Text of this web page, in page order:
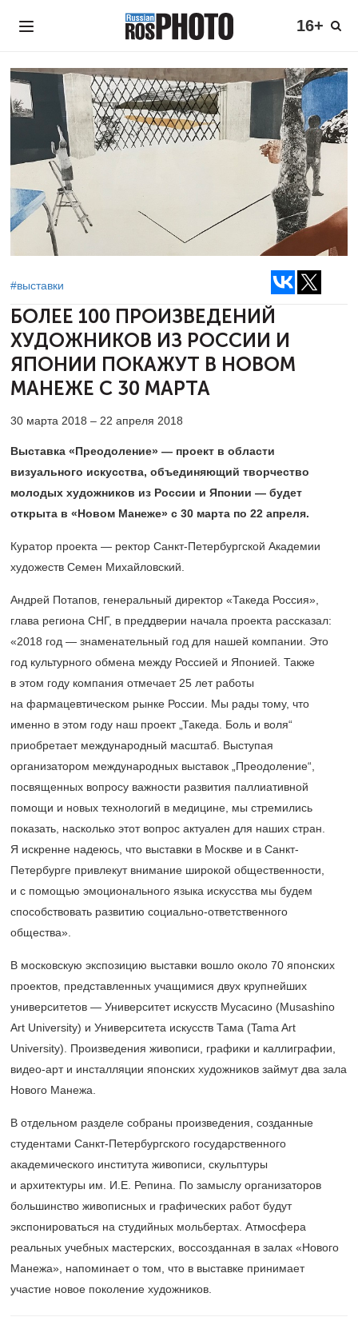
16+
#выставки
БОЛЕЕ 100 ПРОИЗВЕДЕНИЙ
ХУДОЖНИКОВ ИЗ РОССИИ И
ЯПОНИИ ПОКАЖУТ В НОВОМ
МАНЕЖЕ С 30 МАРТА
30 марта 2018 – 22 апреля 2018
Выставка «Преодоление» — проект в области
визуального искусства, объединяющий творчество
молодых художников из России и Японии — будет
открыта в «Новом Манеже» с 30 марта по 22 апреля.
Куратор проекта — ректор Санкт-Петербургской Академии
художеств Семен Михайловский.
Андрей Потапов, генеральный директор «Такеда Россия»,
глава региона СНГ, в преддверии начала проекта рассказал:
«2018 год — знаменательный год для нашей компании. Это
год культурного обмена между Россией и Японией. Также
в этом году компания отмечает 25 лет работы
на фармацевтическом рынке России. Мы рады тому, что
именно в этом году наш проект „Такеда. Боль и воля“
приобретает международный масштаб. Выступая
организатором международных выставок „Преодоление“,
посвященных вопросу важности развития паллиативной
помощи и новых технологий в медицине, мы стремились
показать, насколько этот вопрос актуален для наших стран.
Я искренне надеюсь, что выставки в Москве и в Санкт-
Петербурге привлекут внимание широкой общественности,
и с помощью эмоционального языка искусства мы будем
способствовать развитию социально-ответственного
общества».
В московскую экспозицию выставки вошло около 70 японских
проектов, представленных учащимися двух крупнейших
университетов — Университет искусств Мусасино (Musashino
Art University) и Университета искусств Тама (Tama Art
University). Произведения живописи, графики и каллиграфии,
видео-арт и инсталляции японских художников займут два зала
Нового Манежа.
В отдельном разделе собраны произведения, созданные
студентами Санкт-Петербургского государственного
академического института живописи, скульптуры
и архитектуры им. И.Е. Репина. По замыслу организаторов
большинство живописных и графических работ будут
экспонироваться на студийных мольбертах. Атмосфера
реальных учебных мастерских, воссозданная в залах «Нового
Манежа», напоминает о том, что в выставке принимает
участие новое поколение художников.